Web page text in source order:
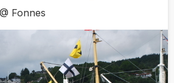
Fonnes